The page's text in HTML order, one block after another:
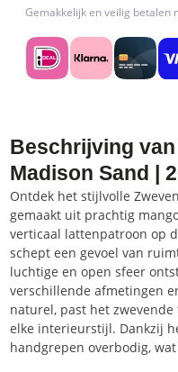
Gemakkelijk en veilig betalen
Beschrijving van
Madison Sand |
Ontdek het stijlvolle
gemaakt uit prachtig
verticaal lattenpatroon op
schept een gevoel van
luchtige en open sfeer
verschillende afmetingen
naturel, past het
elke interieurstijl. Dankzij
handgrepen overbodig,